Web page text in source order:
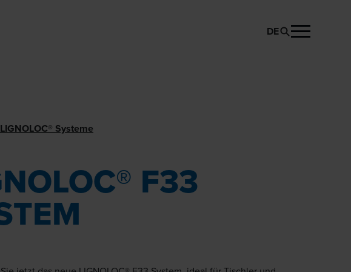
DE
LIGNOLOC® Systeme
F33